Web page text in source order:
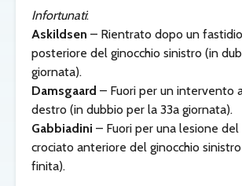
Infortunati:
Askildsen – Rientrato dopo un
posteriore del ginocchio sinistro (in
giornata).
Damsgaard – Fuori per un intervento
destro (in dubbio per la 33a giornata).
Gabbiadini – Fuori per una lesione
crociato anteriore del ginocchio
finita).